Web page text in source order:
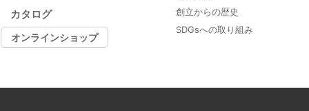
カタログ
オンラインショップ
創立からの歴史
SDGsへの取り組み